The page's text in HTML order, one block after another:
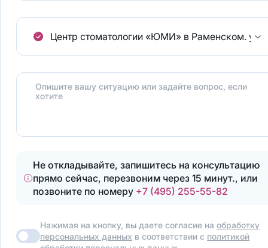
Центр стоматологии «ЮМИ» в Раменском. ул.
Опишите вашу ситуацию или задайте вопрос, если
хотите
Не откладывайте, запишитесь на консультацию
прямо сейчас, перезвоним через 15 минут., или
позвоните по номеру +7 (495) 255-55-82
Нажимая на кнопку, вы даете согласие наобработку
персональных данных в соответствии с политикой